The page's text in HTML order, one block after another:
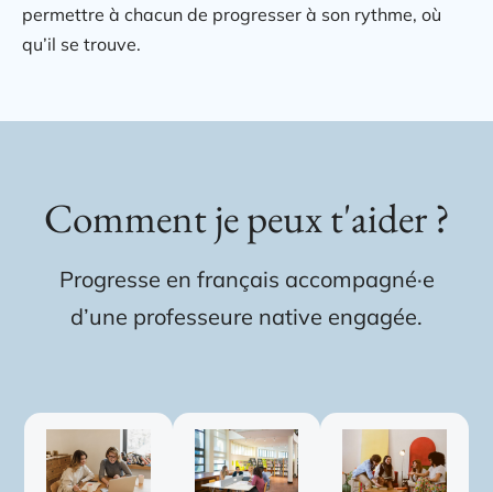
permettre à chacun de progresser à son rythme, où
qu’il se trouve.
Comment je peux t'aider ?
Progresse en français accompagné·e
d’une professeure native engagée.